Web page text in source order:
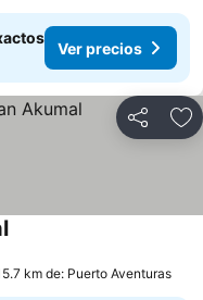
Ver precios
Compartir
km de: Puerto Aventuras